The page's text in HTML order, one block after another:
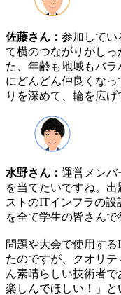
佐藤さん： 参加してい
て横のつながりがしっ
た、年齢も地域もバ
にどんどん仲良くな
りを深めて、輪を広
水野さん： 運営メンバ
を当てたいですね。
ストのITインフラの
を全て学生の皆さんで
問題や大会で使用す
たのですが、クオリ
ん素晴らしい技術者
楽しんでほしい！」